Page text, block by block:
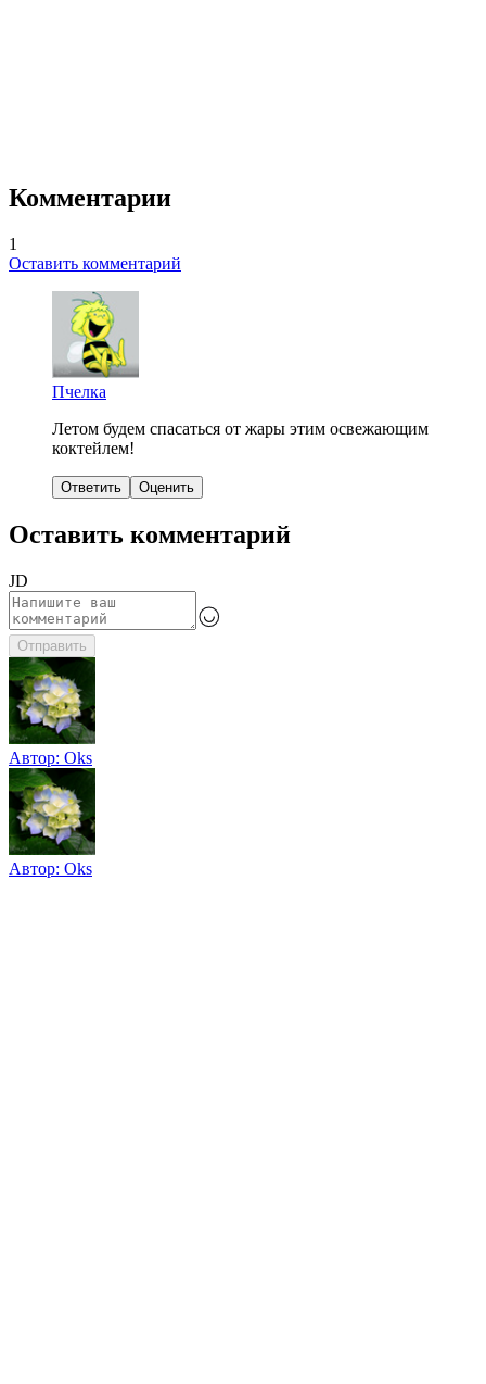
Комментарии
1
Оставить комментарий
Пчелка
Летом будем спасаться от жары этим освежающим
коктейлем!
Ответить Оценить
Оставить комментарий
JD
Отправить
Автор: Oks
Автор: Oks